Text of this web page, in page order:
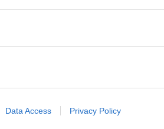
Data Access Privacy Policy